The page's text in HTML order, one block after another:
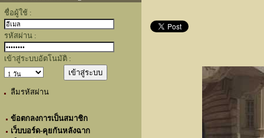
ชื่อผู้ใช้ :
รหัสผ่าน :
เข้าสู่ระบบอัตโนมัติ :
ลืมรหัสผ่าน
ข้อตกลงการเป็นสมาชิก
เว็บบอร์ด-คุยกันหลังฉาก